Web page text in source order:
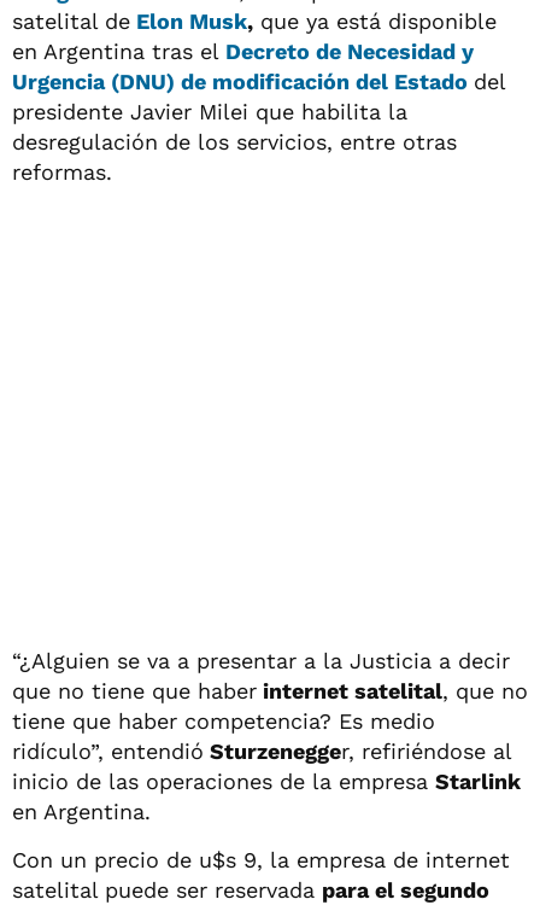
satelital de Elon Musk, que ya está disponible
en Argentina tras el Decreto de Necesidad y
Urgencia (DNU) de modificación del Estado del
presidente Javier Milei que habilita la
desregulación de los servicios, entre otras
reformas.
“¿Alguien se va a presentar a la Justicia a decir
que no tiene que haber internet satelital, que no
tiene que haber competencia? Es medio
ridículo”, entendió Sturzenegger, refiriéndose al
inicio de las operaciones de la empresa Starlink
en Argentina.
Con un precio de u$s 9, la empresa de internet
satelital puede ser reservada para el segundo